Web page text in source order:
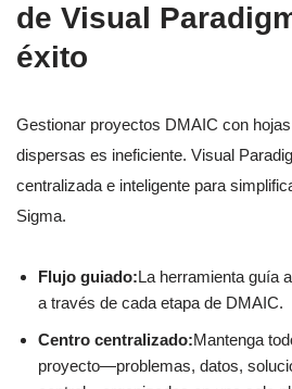
de Visual
éxito
Gestionar proyectos DMAIC con
dispersas es ineficiente. Visual
centralizada e inteligente para
Sigma.
Flujo guiado:La herramienta guía
a través de cada etapa de DMAIC.
Centro centralizado:Mantenga
proyecto—problemas, datos,